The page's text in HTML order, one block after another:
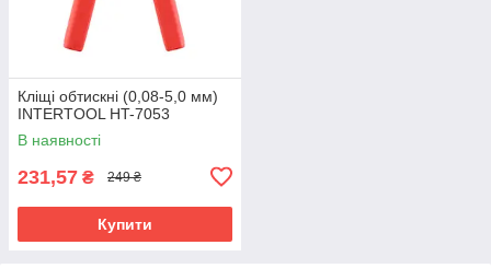
Кліщі обтискні (0,08-5,0 мм)
INTERTOOL HT-7053
В наявності
231,57 ₴ 249 ₴
Купити